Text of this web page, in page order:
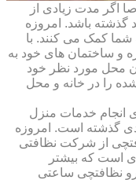
اگر مدت زیادی از
گذشته باشد. امروزه
کمک می کنند. با
و ساختمان های خود به
محل مورد نظر خود
را در خانه و محل
انجام خدمات منزل
گذشته است. امروزه
از شرکت نظافتی
است که بیشتر
نظافتچی ساعتی